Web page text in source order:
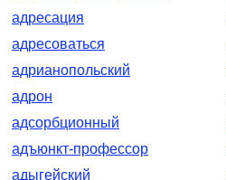
адресация
адресоваться
адрианопольский
адрон
адсорбционный
адъюнкт-профессор
адыгейский